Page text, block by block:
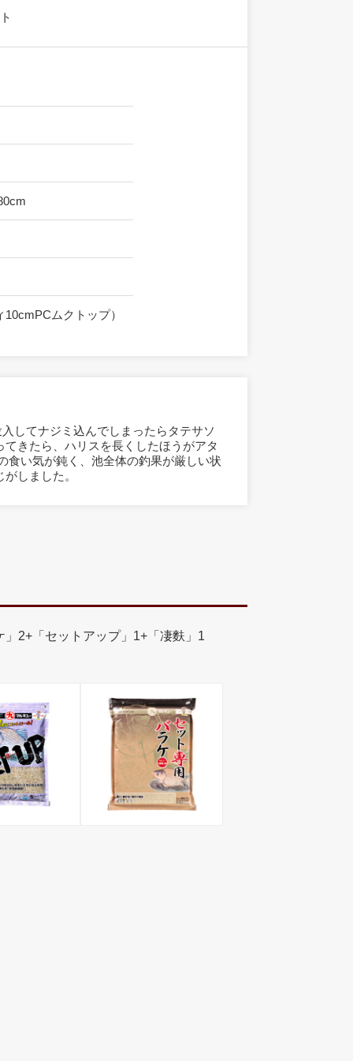
ムクトップ）
してナジミ込んでしまったらタテサソ
きたら、ハリスを長くしたほうがアタ
食い気が鈍く、池全体の釣果が厳しい状
しました。
2+「セットアップ」1+「凄麩」1